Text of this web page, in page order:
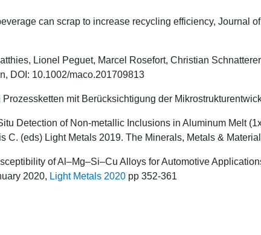
can scrap to increase recycling efficiency, Journal
Lionel Peguet, Marcel Rosefort, Christian
DOI: 10.1002/maco.201709813
mit Berücksichtigung der
Detection of Non-metallic Inclusions in Aluminum Melt
C. (eds) Light Metals 2019. The Minerals, Metals &
of Al–Mg–Si–Cu Alloys for Automotive
2020, Light Metals 2020pp 352-361